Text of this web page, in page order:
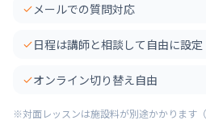
メールでの質問対応
日程は講師と相談して自由に設定
オンライン切り替え自由
※対面レッスンは施設料が別途かかります